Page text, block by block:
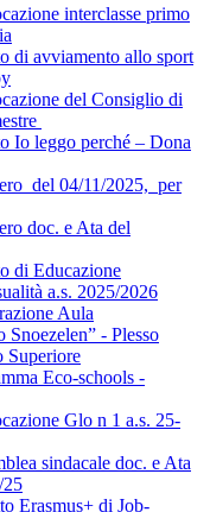
interclasse primo
di avviamento allo sport
del Consiglio di
Io leggo perché – Dona
del 04/11/2025, per
doc. e Ata del
di Educazione
a.s. 2025/2026
Aula
Snoezelen” - Plesso
Superiore
Eco-schools -
Glo n 1 a.s. 25-
sindacale doc. e Ata
25
Erasmus+ di Job-